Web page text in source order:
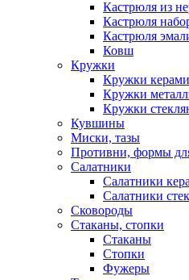
Кастрюля из
Кастрюля
Кастрюля
Ковш
Кружки
Кружки
Кружки
Кружки
Кувшины
Миски, тазы
Противни, формы
Салатники
Салатники
Салатники
Сковороды
Стаканы, стопки
Стаканы
Стопки
Фужеры